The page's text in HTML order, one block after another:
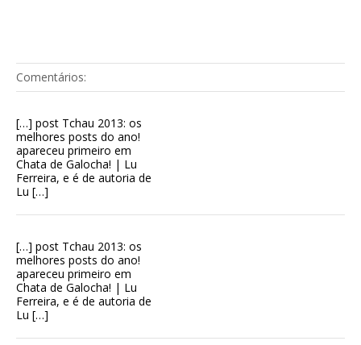
Comentários:
[…] post Tchau 2013: os
melhores posts do ano!
apareceu primeiro em
Chata de Galocha! | Lu
Ferreira, e é de autoria de
Lu […]
[…] post Tchau 2013: os
melhores posts do ano!
apareceu primeiro em
Chata de Galocha! | Lu
Ferreira, e é de autoria de
Lu […]